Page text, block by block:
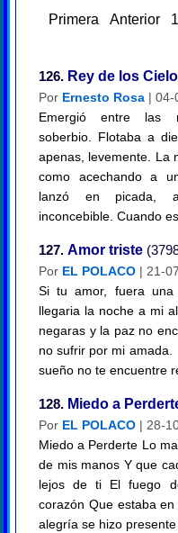
Primera Anterior 1
126. Rey de los
Por Ernesto Rosa | 04-
Emergió entre las
soberbio. Flotaba a
apenas, levemente. La
como acechando a
lanzó en picada,
inconcebible. Cuando
127. Amor triste
Por EL POLACO | 21-
Si tu amor, fuera
llegaria la noche a mi
negaras y la paz no
no sufrir por mi
sueño no te encuentre
128. Miedo a
Por EL POLACO | 28-
Miedo a Perderte Lo
de mis manos Y que
lejos de ti El fuego
corazón Que estaba
alegría se hizo